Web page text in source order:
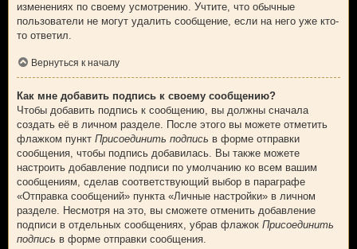
изменениях по своему усмотрению. Учтите, что обычные
пользователи не могут удалить сообщение, если на него уже кто-
то ответил.
Вернуться к началу
Как мне добавить подпись к своему сообщению?
Чтобы добавить подпись к сообщению, вы должны сначала
создать её в личном разделе. После этого вы можете отметить
флажком пункт Присоединить подпись в форме отправки
сообщения, чтобы подпись добавилась. Вы также можете
настроить добавление подписи по умолчанию ко всем вашим
сообщениям, сделав соответствующий выбор в параграфе
«Отправка сообщений» пункта «Личные настройки» в личном
разделе. Несмотря на это, вы сможете отменить добавление
подписи в отдельных сообщениях, убрав флажок Присоединить
подпись в форме отправки сообщения.